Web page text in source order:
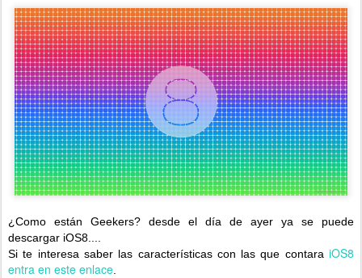
¿Como están Geekers? desde el día de ayer ya se puede
descargar iOS8....
Si te interesa saber las características con las que contara iOS8
entra en este enlace